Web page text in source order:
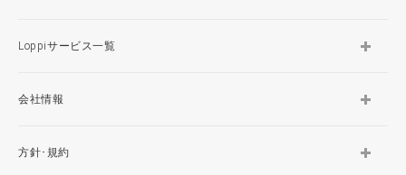
Loppiサービス一覧
会社情報
方針･規約